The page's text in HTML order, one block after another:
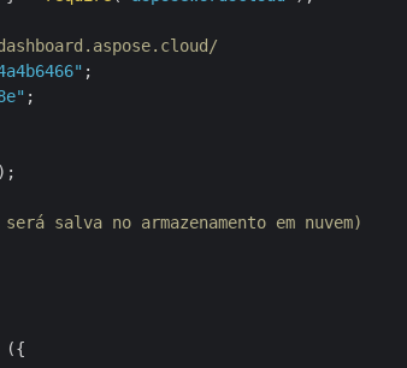
;
salva no armazenamento em nuvem)
({